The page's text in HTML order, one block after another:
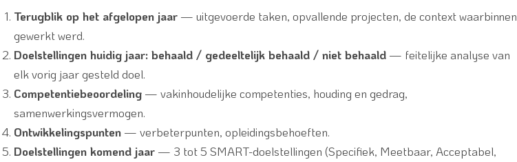
Terugblik op het afgelopen jaar — uitgevoerde taken, opvallende projecten, de context waarbinnen
gewerkt werd.
Doelstellingen huidig jaar: behaald / gedeeltelijk behaald / niet behaald — feitelijke analyse van
elk vorig jaar gesteld doel.
Competentiebeoordeling — vakinhoudelijke competenties, houding en gedrag,
samenwerkingsvermogen.
Ontwikkelingspunten — verbeterpunten, opleidingsbehoeften.
Doelstellingen komend jaar — 3 tot 5 SMART-doelstellingen (Specifiek, Meetbaar, Acceptabel,